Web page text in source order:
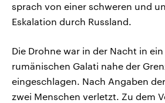
sprach von einer schweren und
Eskalation durch Russland.
Die Drohne war in der Nacht in
rumänischen Galati nahe der
eingeschlagen. Nach Angaben
zwei Menschen verletzt. Zu dem